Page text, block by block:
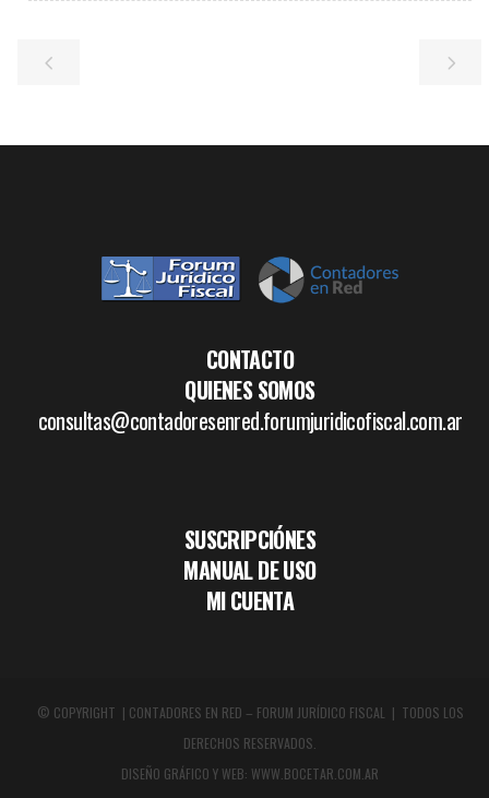
CONTACTO
QUIENES SOMOS
consultas@contadoresenred.forumjuridicofiscal.com.ar
SUSCRIPCIÓNES
MANUAL DE USO
MI CUENTA
© COPYRIGHT | CONTADORES EN RED – FORUM JURÍDICO FISCAL | TODOS LOS
DERECHOS RESERVADOS.
DISEÑO GRÁFICO Y WEB: WWW.BOCETAR.COM.AR